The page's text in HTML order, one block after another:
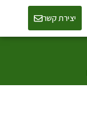
יצירת קשר